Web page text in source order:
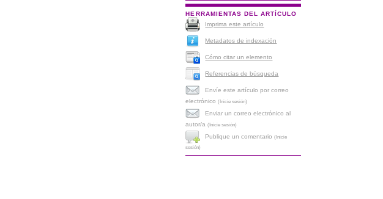
HERRAMIENTAS DEL ARTÍCULO
Imprima este artículo
Metadatos de indexación
Cómo citar un elemento
Referencias de búsqueda
Envíe este artículo por correo
electrónico(Inicie sesión)
Enviar un correo electrónico al
autor/a(Inicie sesión)
Publique un comentario(Inicie
sesión)